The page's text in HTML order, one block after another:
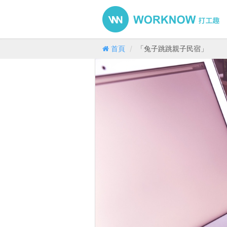
首頁 「兔子跳跳親子民宿」